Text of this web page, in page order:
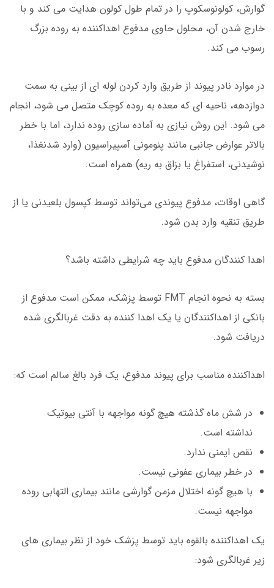
گوارش، کولونوسکوپ را در تمام طول کولون هدایت می کند و با
خارج شدن آن، محلول حاوی مدفوع اهداکننده به روده بزرگ
رسوب می کند.
در موارد نادر پیوند از طریق وارد کردن لوله ای از بینی به سمت
دوازدهه، ناحیه ای که معده به روده کوچک متصل می شود، انجام
می شود. این روش نیازی به آماده سازی روده ندارد، اما با خطر
بالاتر عوارض جانبی مانند پنومونی آسپیراسیون (وارد شدنغذا،
نوشیدنی، استفراغ یا بزاق به ریه) همراه است.
گاهی اوقات، مدفوع پیوندی می‌تواند توسط کپسول بلعیدنی یا از
طریق تنقیه وارد بدن شود.
اهدا کنندگان مدفوع باید چه شرایطی داشته باشد؟
بسته به نحوه انجام FMT توسط پزشک، ممکن است مدفوع از
بانکی از اهداکنندگان یا یک اهدا کننده به دقت غربالگری شده
دریافت شود.
اهداکننده مناسب برای پیوند مدفوع، یک فرد بالغ سالم است که:
در شش ماه گذشته هیچ گونه مواجهه با آنتی بیوتیک
نداشته است.
نقص ایمنی ندارد.
در خطر بیماری عفونی نیست.
با هیچ گونه اختلال مزمن گوارشی مانند بیماری التهابی روده
مواجهه نیست.
یک اهداکننده بالقوه باید توسط پزشک خود از نظر بیماری های
زیر غربالگری شود: